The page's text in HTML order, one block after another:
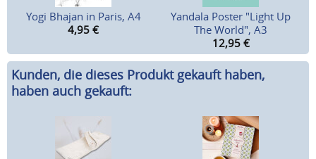
Yogi Bhajan in Paris, A4
4,95 €
Yandala Poster "Light Up
The World", A3
12,95 €
Kunden, die dieses Produkt gekauft haben,
haben auch gekauft: